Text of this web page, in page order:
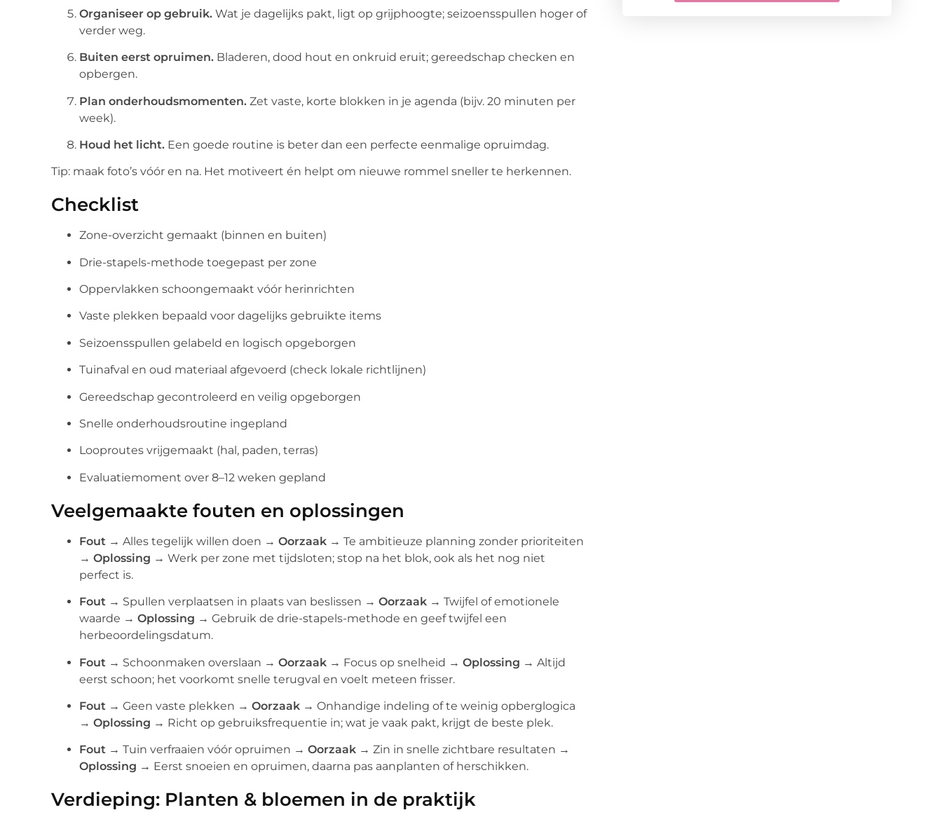
Organiseer op gebruik. Wat je dagelijks pakt, ligt op grijphoogte; seizoensspullen hoger of
verder weg.
Buiten eerst opruimen. Bladeren, dood hout en onkruid eruit; gereedschap checken en
opbergen.
Plan onderhoudsmomenten. Zet vaste, korte blokken in je agenda (bijv. 20 minuten per
week).
Houd het licht. Een goede routine is beter dan een perfecte eenmalige opruimdag.
Tip: maak foto’s vóór en na. Het motiveert én helpt om nieuwe rommel sneller te herkennen.
Checklist
Zone-overzicht gemaakt (binnen en buiten)
Drie-stapels-methode toegepast per zone
Oppervlakken schoongemaakt vóór herinrichten
Vaste plekken bepaald voor dagelijks gebruikte items
Seizoensspullen gelabeld en logisch opgeborgen
Tuinafval en oud materiaal afgevoerd (check lokale richtlijnen)
Gereedschap gecontroleerd en veilig opgeborgen
Snelle onderhoudsroutine ingepland
Looproutes vrijgemaakt (hal, paden, terras)
Evaluatiemoment over 8–12 weken gepland
Veelgemaakte fouten en oplossingen
Fout → Alles tegelijk willen doen → Oorzaak → Te ambitieuze planning zonder prioriteiten
→ Oplossing → Werk per zone met tijdsloten; stop na het blok, ook als het nog niet
perfect is.
Fout → Spullen verplaatsen in plaats van beslissen → Oorzaak → Twijfel of emotionele
waarde → Oplossing → Gebruik de drie-stapels-methode en geef twijfel een
herbeoordelingsdatum.
Fout → Schoonmaken overslaan → Oorzaak → Focus op snelheid → Oplossing → Altijd
eerst schoon; het voorkomt snelle terugval en voelt meteen frisser.
Fout → Geen vaste plekken → Oorzaak → Onhandige indeling of te weinig opberglogica
→ Oplossing → Richt op gebruiksfrequentie in; wat je vaak pakt, krijgt de beste plek.
Fout → Tuin verfraaien vóór opruimen → Oorzaak → Zin in snelle zichtbare resultaten →
Oplossing → Eerst snoeien en opruimen, daarna pas aanplanten of herschikken.
Verdieping: Planten & bloemen in de praktijk